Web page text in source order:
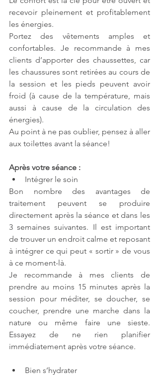
recevoir pleinement et profitablement
les énergies.
Portez des vêtements amples et
confortables. Je recommande à mes
clients d’apporter des chaussettes, car
les chaussures sont retirées au cours de
la session et les pieds peuvent avoir
froid (à cause de la température, mais
aussi à cause de la circulation des
énergies).
Au point à ne pas oublier, pensez à aller
aux toilettes avant la séance!
Après votre séance :
Intégrer le soin
Bon nombre des avantages de
traitement peuvent se produire
directement après la séance et dans les
3 semaines suivantes. Il est important
de trouver un endroit calme et reposant
à intégrer ce qui peut « sortir » de vous
à ce moment-là.
Je recommande à mes clients de
prendre au moins 15 minutes après la
session pour méditer, se doucher, se
coucher, prendre une marche dans la
nature ou même faire une sieste.
Essayez de ne rien planifier
immédiatement après votre séance.
Bien s’hydrater